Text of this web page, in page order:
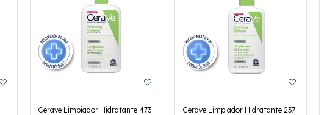
Cerave Limpiador Hidratante 473
Cerave Limpiador Hidratante 237